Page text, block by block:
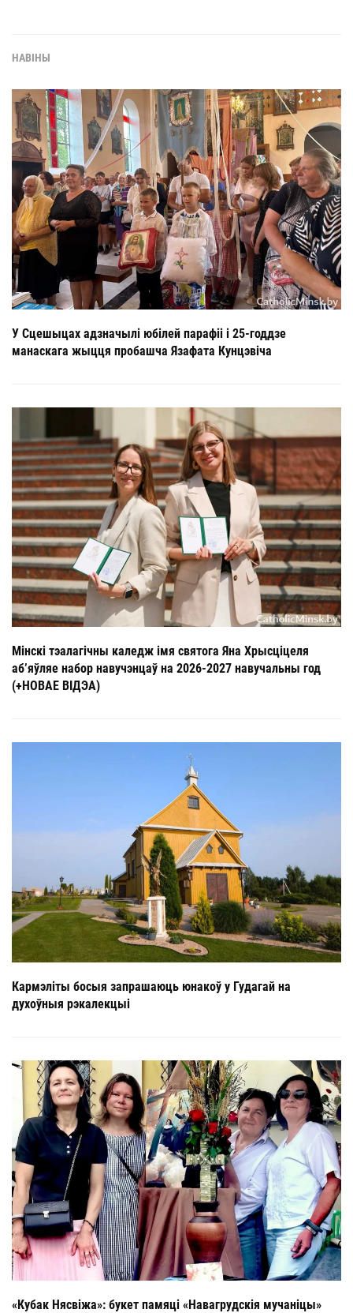
НАВІНЫ
У Сцешыцах адзначылі юбілей парафіі і 25-годдзе
манаскага жыцця пробашча Язафата Кунцэвіча
Мінскі тэалагічны каледж імя святога Яна Хрысціцеля
аб’яўляе набор навучэнцаў на 2026-2027 навучальны год
(+НОВАЕ ВІДЭА)
Кармэліты босыя запрашаюць юнакоў у Гудагай на
духоўныя рэкалекцыі
«Кубак Нясвіжа»: букет памяці «Навагрудскія мучаніцы»